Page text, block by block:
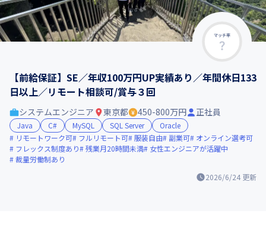
マッチ率
【前給保証】SE／年収100万円UP実績あり／年間休日133
日以上／リモート相談可/賞与３回
2026/6/24 更新
システムエンジニア 東京都 450-800万円 正社員
Java C# MySQL SQL Server
Oracle
リモートワーク可
フルリモート可 服装自由 副業可
オンライン選考可
フレックス制度あり
残業月20時間未満
女性エンジニアが活躍中
裁量労働制あり